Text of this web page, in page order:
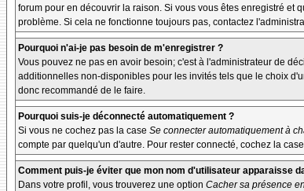
forum pour en découvrir la raison. Si vous vous êtes enregistré et
problème. Si cela ne fonctionne toujours pas, contactez
Pourquoi n'ai-je pas besoin de m'enregistrer ?
Vous pouvez ne pas en avoir besoin; c'est à l'administrateur de
additionnelles non-disponibles pour les invités tels que le choix
donc recommandé de le faire.
Pourquoi suis-je déconnecté automatiquement ?
Si vous ne cochez pas la case Se connecter automatiquement à
compte par quelqu'un d'autre. Pour rester connecté, cochez la
Comment puis-je éviter que mon nom d'utilisateur apparaisse
Dans votre profil, vous trouverez une option Cacher sa présence